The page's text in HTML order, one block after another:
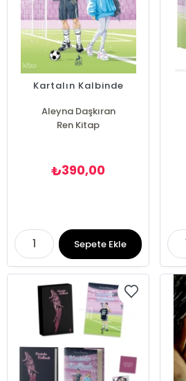
Kartalın Kalbinde
Aleyna Daşkıran
Ren Kitap
₺390,00
Sepete Ekle